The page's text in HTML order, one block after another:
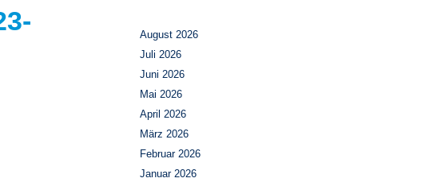
August 2026
Juli 2026
Juni 2026
Mai 2026
April 2026
März 2026
Februar 2026
Januar 2026